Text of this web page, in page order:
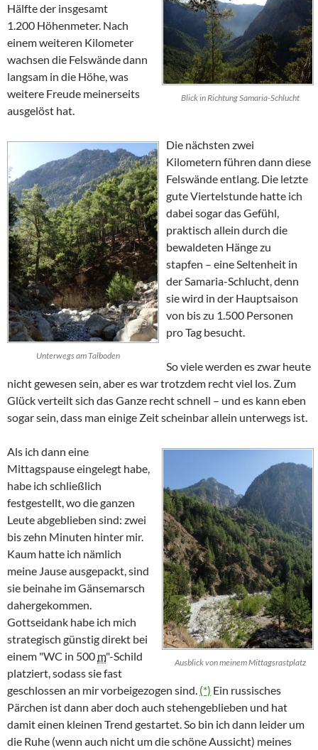
Blick in Richtung Samaria-Schlucht
Hälfte der insgesamt
1.200 Höhenmeter. Nach
einem weiteren Kilometer
wachsen die Felswände dann
langsam in die Höhe, was
weitere Freude meinerseits
ausgelöst hat.
Unterwegs am Talboden
Die nächsten zwei
Kilometern führen dann diese
Felswände entlang. Die letzte
gute Viertelstunde hatte ich
dabei sogar das Gefühl,
praktisch allein durch die
bewaldeten Hänge zu
stapfen – eine Seltenheit in
der Samaria-Schlucht, denn
sie wird in der Hauptsaison
von bis zu 1.500 Personen
pro Tag besucht.
So viele werden es zwar heute
nicht gewesen sein, aber es war trotzdem recht viel los. Zum
Glück verteilt sich das Ganze recht schnell – und es kann eben
sogar sein, dass man einige Zeit scheinbar allein unterwegs ist.
Ausblick von meinem Mittagsrastplatz
Als ich dann eine
Mittagspause eingelegt habe,
habe ich schließlich
festgestellt, wo die ganzen
Leute abgeblieben sind: zwei
bis zehn Minuten hinter mir.
Kaum hatte ich nämlich
meine Jause ausgepackt, sind
sie beinahe im Gänsemarsch
dahergekommen.
Gottseidank habe ich mich
strategisch günstig direkt bei
einem "WC in 500 m"-Schild
platziert, sodass sie fast
geschlossen an mir vorbeigezogen sind. (*) Ein russisches
Pärchen ist dann aber doch auch stehengeblieben und hat
damit einen kleinen Trend gestartet. So bin ich dann leider um
die Ruhe (wenn auch nicht um die schöne Aussicht) meines